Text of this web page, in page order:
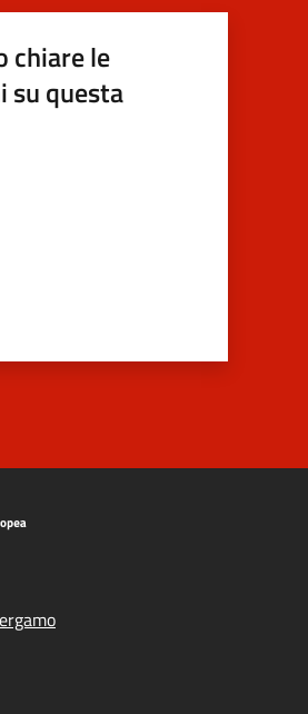
chiare le
su questa